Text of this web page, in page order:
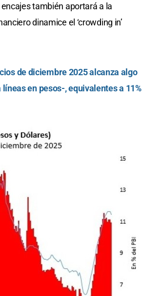
también aportará a la
dinamice el ‘crowding in’
de diciembre 2025 alcanza algo
en pesos-, equivalentes a 11%